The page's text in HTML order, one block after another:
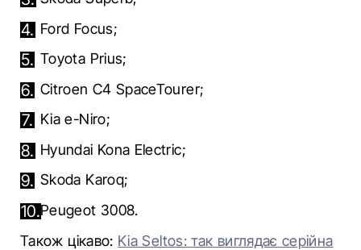
Ford Focus;
Toyota Prius;
Citroen C4 SpaceTourer;
Kiae-Niro;
Hyundai Kona Electric;
Skoda Karoq;
Peugeot 3008.
Також цікаво: Kia Seltos: так виглядає серійна